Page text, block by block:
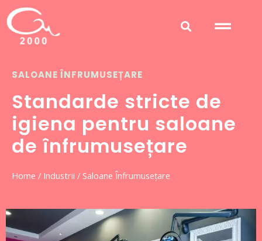
SALOANE ÎNFRUMUSEȚARE
Standarde stricte de
igiena pentru saloane
de înfrumusețare
Home / Industrii / Saloane Înfrumusețare